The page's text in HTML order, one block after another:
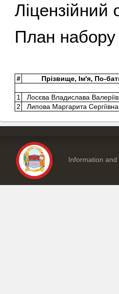
Ліцензійний
План
# Прізвище, Ім'я, По-
1
Лосєва Владислава
2
Липова Маргарита Сергіївна
Information